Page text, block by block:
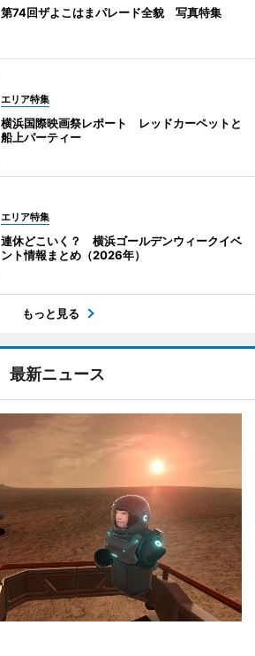
第74回ザよこはまパレード全貌 写真特集
エリア特集
横浜国際映画祭レポート レッドカーペットと
船上パーティー
エリア特集
連休どこいく？ 横浜ゴールデンウィークイベ
ント情報まとめ（2026年）
もっと見る
最新ニュース